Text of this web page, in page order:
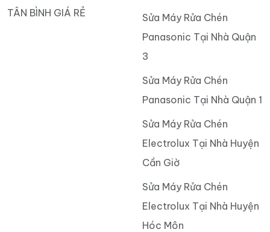
TÂN BÌNH GIÁ RẺ
Sửa Máy Rửa Chén
Panasonic Tại Nhà Quận
3
Sửa Máy Rửa Chén
Panasonic Tại Nhà Quận 1
Sửa Máy Rửa Chén
Electrolux Tại Nhà Huyện
Cần Giờ
Sửa Máy Rửa Chén
Electrolux Tại Nhà Huyện
Hóc Môn